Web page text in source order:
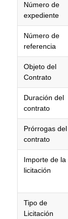
Número de
expediente
Número de
referencia
Objeto del
Contrato
Duración del
contrato
Prórrogas del
contrato
Importe de la
licitación
Tipo de
Licitación